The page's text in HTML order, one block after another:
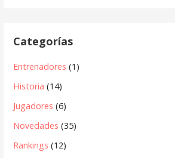
Categorías
Entrenadores (1)
Historia (14)
Jugadores (6)
Novedades (35)
Rankings (12)